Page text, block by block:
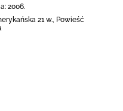
2006.
21 w., Powieść